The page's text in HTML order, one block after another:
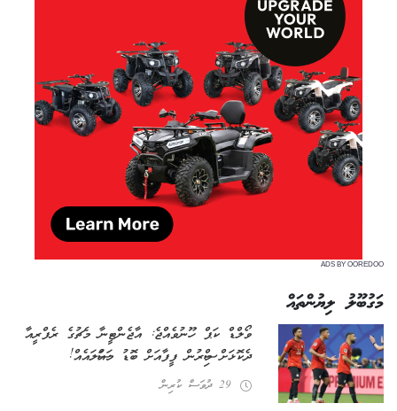
ADS BY OOREDOO
މަގުބޫލު ލިޔުންތައް
ވޯލްޑް ކަޕް ހޫނުވެއްޖެ: އާޖެންޓީނާ މެޗުގެ ރެފްރީއާ
ދެކޮޅަށް މިސްރުން ފީފާއަށް ބޮޑު މައްސަލައެއް!
29 ދުވަސް ކުރިން